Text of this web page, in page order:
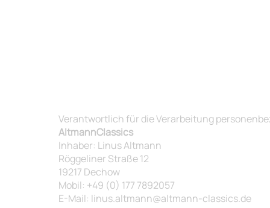
Verantwortlich für die Verarbeitung
AltmannClassics
Inhaber: Linus Altmann
Röggeliner Straße 12
19217 Dechow
Mobil: +49 (0) 177 7892057
E-Mail: linus.altmann@altmann-classics.de